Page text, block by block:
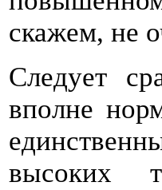
скажем, не
Следует
вполне
высоких